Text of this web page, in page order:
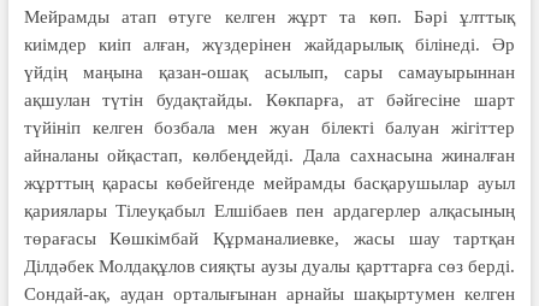
Мейрамды атап өтуге келген жұрт та көп. Бәрі ұлттық
киімдер киіп алған, жүздерінен жайдарылық білінеді. Әр
үйдің маңына қазан-ошақ асылып, сары самауырыннан
ақшулан түтін будақтайды. Көкпарға, ат бәйгесіне шарт
түйініп келген бозбала мен жуан білекті балуан жігіттер
айналаны ойқастап, көлбеңдейді. Дала сахнасына жиналған
жұрттың қарасы көбейгенде мейрам­ды басқарушылар ауыл
қариялары Тілеуқабыл Елшібаев пен ардагерлер алқасының
төрағасы Көшкімбай Құрманалиевке, жасы шау тартқан
Ділдәбек Молдақұлов сияқты аузы дуалы қарттарға сөз берді.
Сондай-ақ, аудан орталығынан арнайы шақыртумен келген